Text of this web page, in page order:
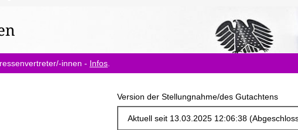
innen - Infos
Version der Stellungnahme/des Gutachtens